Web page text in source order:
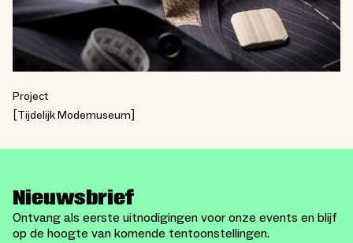
Project
Tijdelijk Modemuseum
Nieuwsbrief
Ontvang als eerste uitnodigingen voor onze events en blijf
op de hoogte van komende tentoonstellingen.